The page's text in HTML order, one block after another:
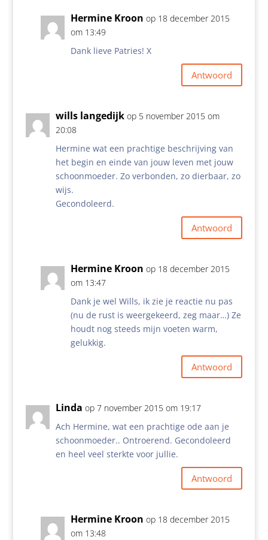
Hermine Kroon op 18 december 2015
om 13:49
Dank lieve Patries! X
Antwoord
wills langedijk op 5 november 2015 om
20:08
Hermine wat een prachtige beschrijving van
het begin en einde van jouw leven met jouw
schoonmoeder. Zo verbonden, zo dierbaar, zo
wijs.
Gecondoleerd.
Antwoord
Hermine Kroon op 18 december 2015
om 13:47
Dank je wel Wills, ik zie je reactie nu pas
(nu de rust is weergekeerd, zeg maar…) Ze
houdt nog steeds mijn voeten warm,
gelukkig.
Antwoord
Linda op 7 november 2015 om 19:17
Ach Hermine, wat een prachtige ode aan je
schoonmoeder.. Ontroerend. Gecondoleerd
en heel veel sterkte voor jullie.
Antwoord
Hermine Kroon op 18 december 2015
om 13:48